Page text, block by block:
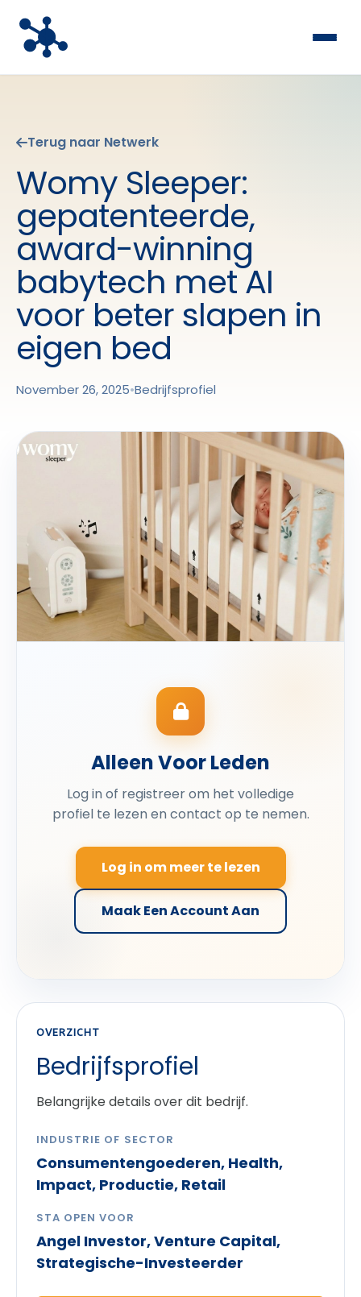
Terug naar Netwerk
Womy Sleeper:
gepatenteerde,
award-winning
babytech met AI
voor beter slapen in
eigen bed
November 26, 2025•Bedrijfsprofiel
Alleen Voor Leden
Log in of registreer om het volledige
profiel te lezen en contact op te nemen.
Log in om meer te lezen
Maak Een Account Aan
OVERZICHT
Bedrijfsprofiel
Belangrijke details over dit bedrijf.
INDUSTRIE OF SECTOR
Consumentengoederen, Health,
Impact, Productie, Retail
STA OPEN VOOR
Angel Investor, Venture Capital,
Strategische-Investeerder